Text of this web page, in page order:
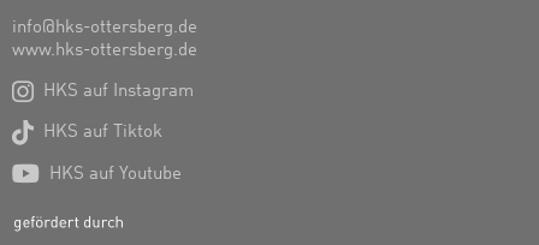
info@hks-ottersberg.de
www.hks-ottersberg.de
 HKS auf Instagram
 HKS auf Tiktok
 HKS auf Youtube